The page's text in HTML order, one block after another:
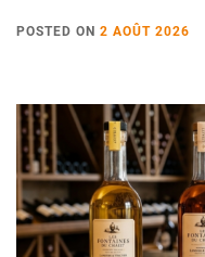
POSTED ON 2 AOÛT 2026